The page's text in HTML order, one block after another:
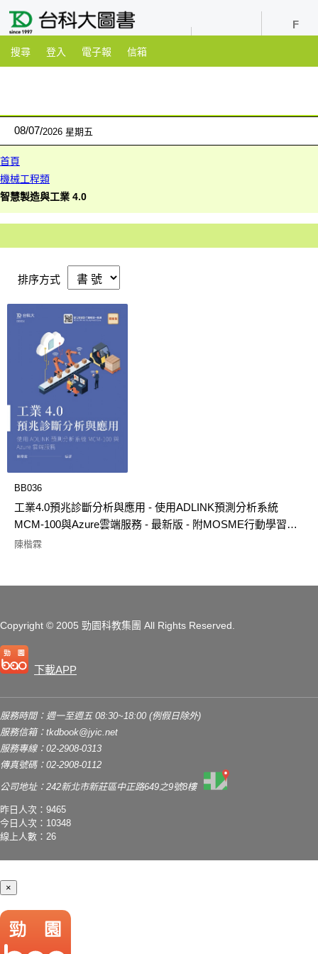
搜尋 登入 電子報 信箱
08/07 2026 星期五
首頁
機械工程類
智慧製造與工業 4.0
排序方式
BB036
工業4.0預兆診斷分析與應用 - 使用ADLINK預測分析系統
MCM-100與Azure雲端服務 - 最新版 - 附MOSME行動學習一
點通
陳楷霖
Copyright © 2005 勁園科教集團 All Rights Reserved.
下載APP
服務時間：週一至週五 08:30~18:00 (例假日除外)
服務信箱： tkdbook@jyic.net
服務專線：02-2908-0313
傳真號碼：02-2908-0112
公司地址：242新北市新莊區中正路649之9號8樓
昨日人次：9465
今日人次：10348
線上人數：26
×